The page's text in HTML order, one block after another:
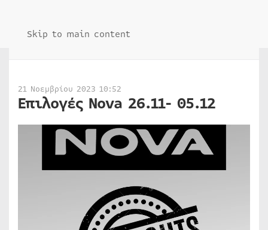
Skip to main content
21 Νοεμβρίου 2023 10:52
Επιλογές Nova 26.11- 05.12